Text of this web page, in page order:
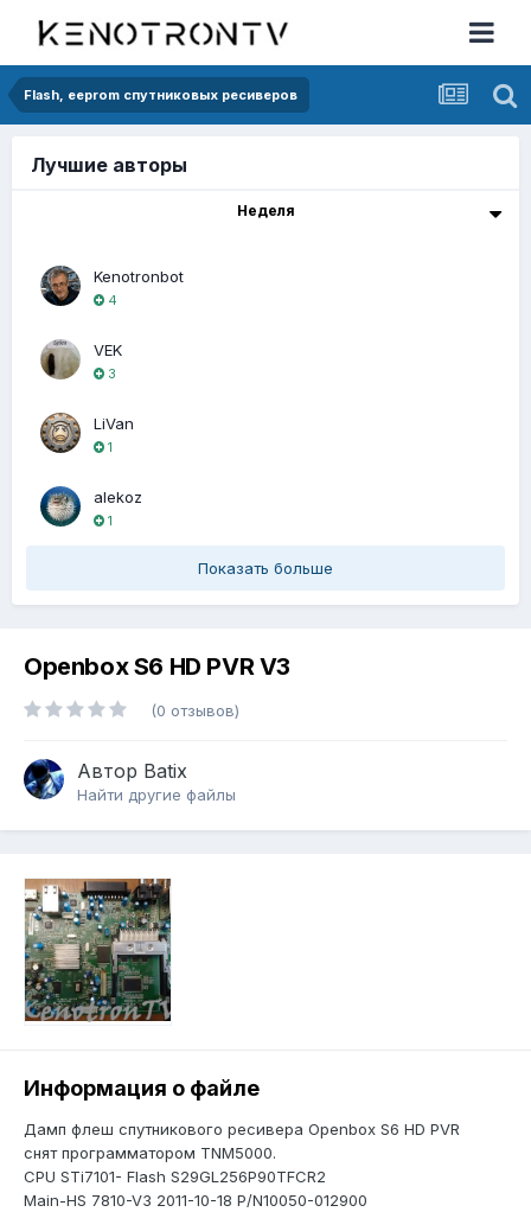
Flash, eeprom спутниковых ресиверов
Лучшие авторы
Неделя
Kenotronbot
4
VEK
3
LiVan
1
alekoz
1
Показать больше
Openbox S6 HD PVR V3
(0 отзывов)
Автор Batix
Найти другие файлы
Информация о файле
Дамп флеш спутникового ресивера Openbox S6 HD PVR
снят программатором TNM5000.
CPU STi7101- Flash S29GL256P90TFCR2
Main-HS 7810-V3 2011-10-18 P/N10050-012900